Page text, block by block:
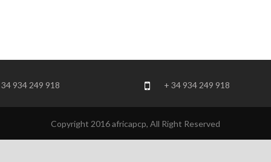
934 249 918 + 34 934 249 918
Copyright 2016 africapcp, All Right Reserved